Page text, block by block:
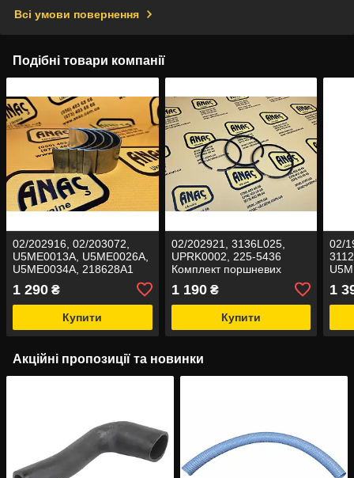
Всі умови повернення
Подібні товари компанії
02/202916, 02/203072,
U5ME0013A, U5ME0026A,
U5ME0034A, 218628A1
Вкладиші шатунні 0,25 на
JCB 3CX, 4CX
1 290 ₴
Купити
02/202921, 3136L025,
UPRK0002, 225-5436
Комплект поршневих
1 190₴
Купити
02/
1
Акційні пропозиції та новинки